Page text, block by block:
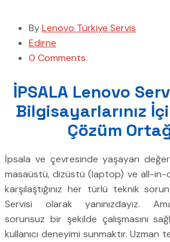
ByLenovo Türkiye Servis
Edirne
0 Comments
İPSALA Lenovo
Bilgisayarlarınız
Çözüm
İpsala ve çevresinde yaşayan değerli
masaüstü, dizüstü (laptop) ve all-in-
karşılaştığınız her türlü teknik
Servisi olarak yanınızdayız.
sorunsuz bir şekilde çalışmasını
kullanıcı deneyimi sunmaktır. Uzman